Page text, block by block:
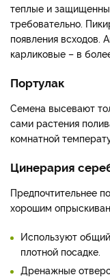
теплые и
требовательно.
появления
карликовые – в
Портулак
Семена высевают
сами растения
комнатной
Цинерария
Предпочтительнее
хорошим
Используют
плотной посадке.
Дренажные